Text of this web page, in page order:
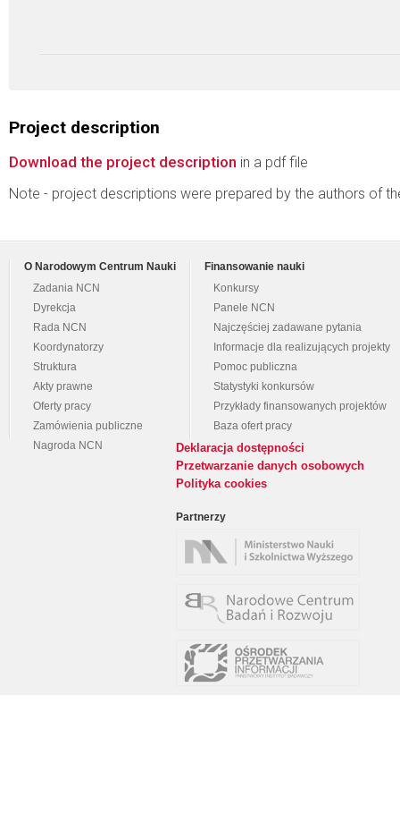
Project description
Download the project description in a pdf file
Note - project descriptions were prepared by the authors of
O Narodowym Centrum Nauki
Zadania NCN
Dyrekcja
Rada NCN
Koordynatorzy
Struktura
Akty prawne
Oferty pracy
Zamówienia publiczne
Nagroda NCN
Finansowanie nauki
Konkursy
Panele NCN
Najczęściej zadawane pytania
Informacje dla realizujących projekty
Pomoc publiczna
Statystyki konkursów
Przykłady finansowanych projektów
Baza ofert pracy
Deklaracja dostępności
Przetwarzanie danych osobowych
Polityka cookies
Partnerzy